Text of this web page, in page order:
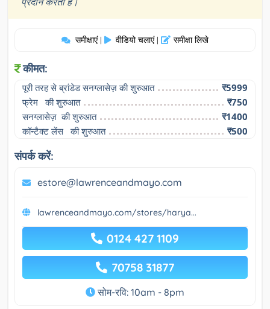
समीक्षाएं | वीडियो चलाएं | समीक्षा लिखे
कीमत:
पूरी तरह से ब्रांडेड सनग्लासेज़ की शुरुआत
₹5999
फ्रेम   की शुरुआत
₹750
सनग्लासेज़  की शुरुआत
₹1400
कॉन्टैक्ट लेंस   की शुरुआत
₹500
संपर्क करें:
estore@lawrenceandmayo.com
lawrenceandmayo.com/stores/harya...
0124 427 1109
70758 31877
सोम-रवि: 10am - 8pm